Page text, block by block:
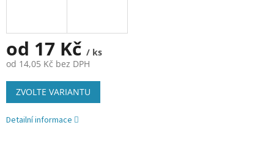
od 17 Kč / ks
od 14,05 Kč bez DPH
Měrná
cena:
ZVOLTE VARIANTU
Detailní informace